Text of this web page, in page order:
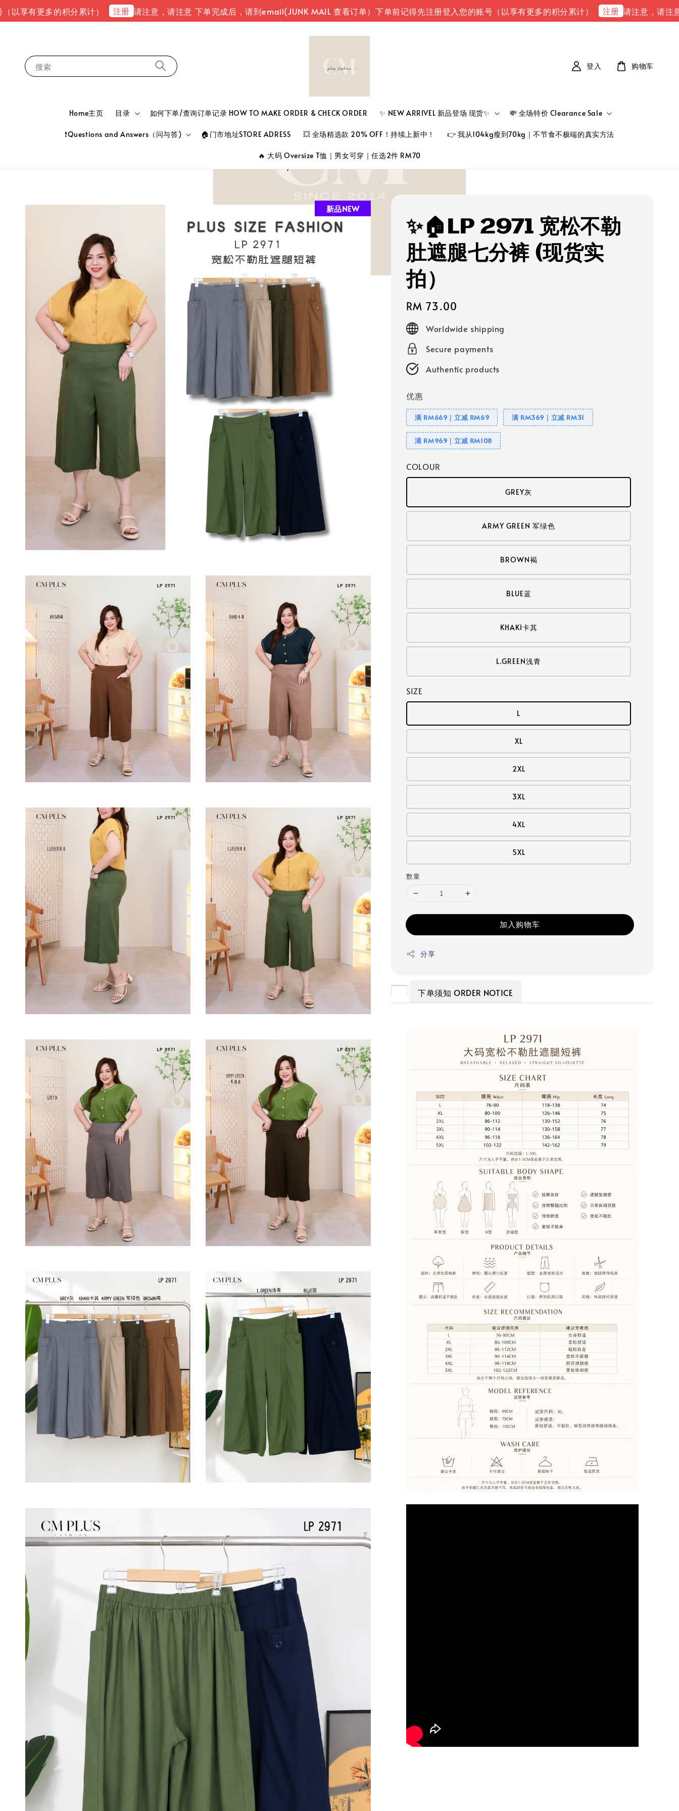
更多的积分累计） 注册 请注意，请注意 下单完成后，请到email(JUNK MAIL 查看订单）下单前记得先注册登入您的账号（以享有更多的积分累计） 注册 请注意，请注意 下单
搜索
Home主页 目录 如何下单/查询订单记录 HOW TO MAKE ORDER & CHECK ORDER ✨ NEW ARRIVEL 新品登场 现货✨ 💸 全场特价 Clearance Sale
❗Questions and Answers（问与答) 🏠门市地址STORE ADRESS 💥 全场精选款 20% OFF！持续上新中！ 👉 我从104kg瘦到70kg｜不节食不极端的真实方法
🔥 大码 Oversize T恤｜男女可穿｜任选2件 RM70
登入 购物车
新品NEW
✨🏠LP 2971 宽松不勒
肚遮腿七分裤 (现货实
拍）
Regular
price
RM 73.00
Worldwide shipping
Secure payments
Authentic products
优惠
满 RM669｜立减 RM69 满 RM369｜立减 RM31
满 RM969｜立减 RM108
COLOUR
GREY灰
ARMY GREEN 军绿色
BROWN褐
BLUE蓝
KHAKI卡其
L.GREEN浅青
SIZE
L
XL
2XL
3XL
4XL
5XL
数量
加入购物车
分享
下单须知 ORDER NOTICE